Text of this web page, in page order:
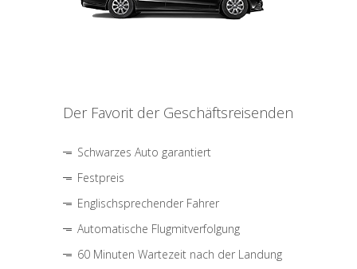
Der Favorit der Geschäftsreisenden
Schwarzes Auto garantiert
Festpreis
Englischsprechender Fahrer
Automatische Flugmitverfolgung
60 Minuten Wartezeit nach der Landung